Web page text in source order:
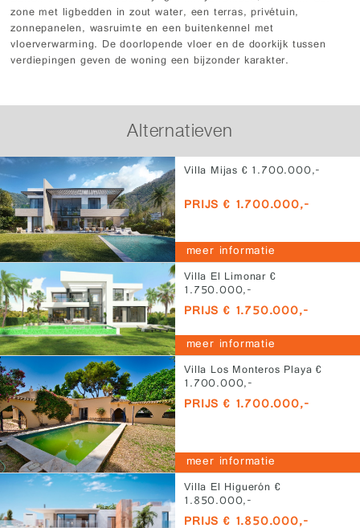
zone met ligbedden in zout water, een terras, privétuin,
zonnepanelen, wasruimte en een buitenkennel met
vloerverwarming. De doorlopende vloer en de doorkijk tussen
verdiepingen geven de woning een bijzonder karakter.
Alternatieven
Villa Mijas € 1.700.000,-
PRIJS € 1.700.000,-
meer informatie
Villa El Limonar €
1.750.000,-
PRIJS € 1.750.000,-
meer informatie
Villa Los Monteros Playa €
1.700.000,-
PRIJS € 1.700.000,-
meer informatie
Villa El Higuerón €
1.850.000,-
PRIJS € 1.850.000,-